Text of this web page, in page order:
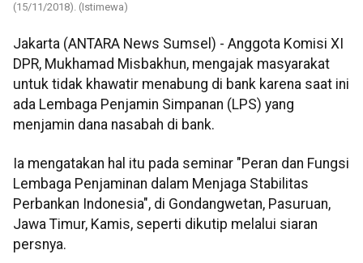
(15/11/2018). (Istimewa)
Jakarta (ANTARA News Sumsel) - Anggota Komisi XI
DPR, Mukhamad Misbakhun, mengajak masyarakat
untuk tidak khawatir menabung di bank karena saat ini
ada Lembaga Penjamin Simpanan (LPS) yang
menjamin dana nasabah di bank.
Ia mengatakan hal itu pada seminar "Peran dan Fungsi
Lembaga Penjaminan dalam Menjaga Stabilitas
Perbankan Indonesia", di Gondangwetan, Pasuruan,
Jawa Timur, Kamis, seperti dikutip melalui siaran
persnya.